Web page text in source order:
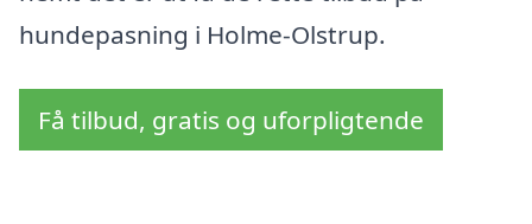
hundepasning i Holme-Olstrup.
Få tilbud, gratis og uforpligtende